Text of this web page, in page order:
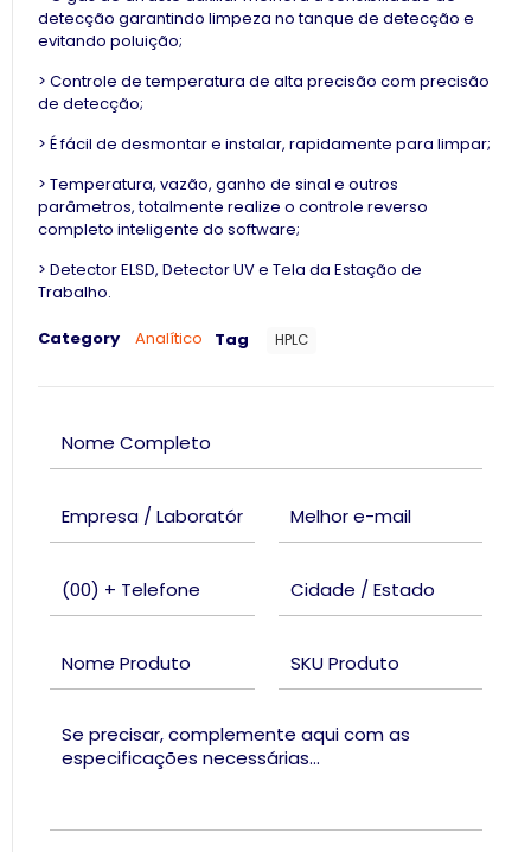
detecção garantindo limpeza no tanque de detecção e
evitando poluição;
> Controle de temperatura de alta precisão com precisão
de detecção;
> É fácil de desmontar e instalar, rapidamente para limpar;
> Temperatura, vazão, ganho de sinal e outros
parâmetros, totalmente realize o controle reverso
completo inteligente do software;
> Detector ELSD, Detector UV e Tela da Estação de
Trabalho.
Category Analítico Tag HPLC